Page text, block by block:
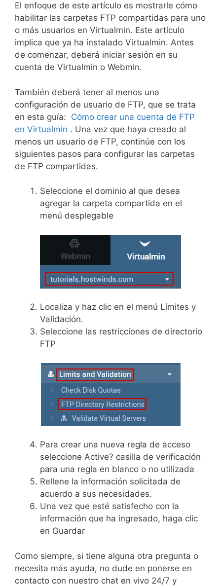
El enfoque de este artículo es mostrarle cómo
habilitar las carpetas FTP compartidas para uno
o más usuarios en Virtualmin. Este artículo
implica que ya ha instalado Virtualmin. Antes
de comenzar, deberá iniciar sesión en su
cuenta de Virtualmin o Webmin.
También deberá tener al menos una
configuración de usuario de FTP, que se trata
en esta guía: Cómo crear una cuenta de FTP
en Virtualmin . Una vez que haya creado al
menos un usuario de FTP, continúe con los
siguientes pasos para configurar las carpetas
de FTP compartidas.
Seleccione el dominio al que desea
agregar la carpeta compartida en el
menú desplegable
Localiza y haz clic en el menú Límites y
Validación.
Seleccione las restricciones de directorio
FTP
Para crear una nueva regla de acceso
seleccione Active? casilla de verificación
para una regla en blanco o no utilizada
Rellene la información solicitada de
acuerdo a sus necesidades.
Una vez que esté satisfecho con la
información que ha ingresado, haga clic
en Guardar
Como siempre, si tiene alguna otra pregunta o
necesita más ayuda, no dude en ponerse en
contacto con nuestro chat en vivo 24/7 y